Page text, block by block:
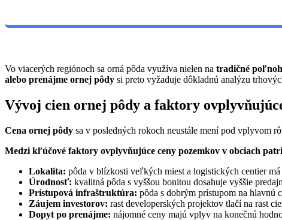
Vo viacerých regiónoch sa orná pôda využíva nielen na tradičné
alebo prenájme ornej pôdy si preto vyžaduje dôkladnú analýzu
Vývoj cien ornej pôdy a faktory
Cena ornej pôdy sa v posledných rokoch neustále mení pod vplyvom
Medzi kľúčové faktory ovplyvňujúce ceny pozemkov v obciach
Lokalita: pôda v blízkosti veľkých miest a logistických centier
Úrodnosť: kvalitná pôda s vyššou bonitou dosahuje vyššie
Prístupová infraštruktúra: pôda s dobrým prístupom na hlavnú
Záujem investorov: rast developerských projektov tlačí na rast
Dopyt po prenájme: nájomné ceny majú vplyv na konečnú